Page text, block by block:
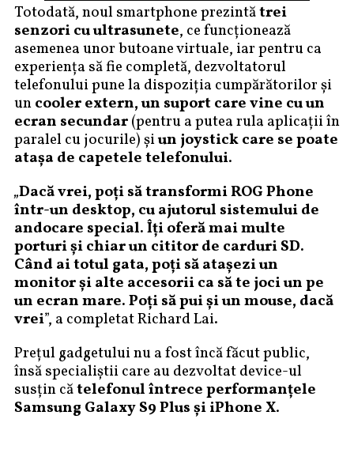
Totodată, noul smartphone prezintătrei
senzori cu ultrasunete, ce funcționează
asemenea unor butoane virtuale, iar pentru ca
experiența să fie completă, dezvoltatorul
telefonului pune la dispoziția cumpărătorilor și
uncooler extern, un suport care vine cu un
ecran secundar(pentru a putea rula aplicaţii în
paralel cu jocurile) şiun joystick care se poate
atașa de capetele telefonului.
„Dacă vrei, poţi să transformi ROG Phone
într-un desktop, cu ajutorul sistemului de
andocare special. Îţi oferă mai multe
porturi şi chiar un cititor de carduri SD.
Când ai totul gata, poţi să ataşezi un
monitor şi alte accesorii ca să te joci un pe
un ecran mare. Poţi să pui şi un mouse, dacă
vrei”, a completat Richard Lai.
Prețul gadgetului nu a fost încă făcut public,
însă specialiștii care au dezvoltat device-ul
susțin cătelefonul întrece performanţele
Samsung Galaxy S9 Plus şi iPhone X.